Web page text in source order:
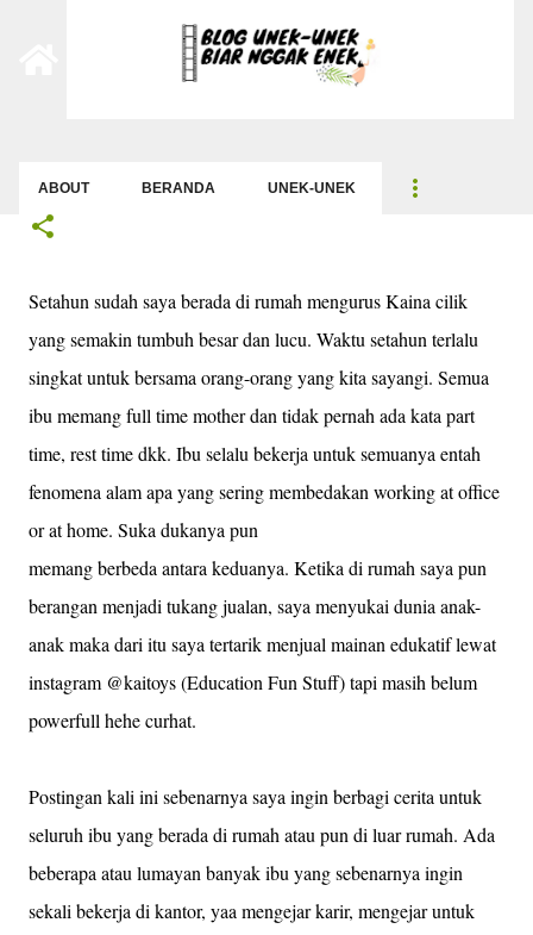
Langsung ke konten utama
ABOUT BERANDA UNEK-UNEK
Setahun sudah saya berada di rumah mengurus Kaina cilik
yang semakin tumbuh besar dan lucu. Waktu setahun terlalu
singkat untuk bersama orang-orang yang kita sayangi. Semua
ibu memang full time mother dan tidak pernah ada kata part
time, rest time dkk. Ibu selalu bekerja untuk semuanya entah
fenomena alam apa yang sering membedakan working at office
or at home. Suka dukanya pun
memang berbeda antara keduanya. Ketika di rumah saya pun
berangan menjadi tukang jualan, saya menyukai dunia anak-
anak maka dari itu saya tertarik menjual mainan edukatif lewat
instagram @kaitoys (Education Fun Stuff) tapi masih belum
powerfull hehe curhat.
Postingan kali ini sebenarnya saya ingin berbagi cerita untuk
seluruh ibu yang berada di rumah atau pun di luar rumah. Ada
beberapa atau lumayan banyak ibu yang sebenarnya ingin
sekali bekerja di kantor, yaa mengejar karir, mengejar untuk